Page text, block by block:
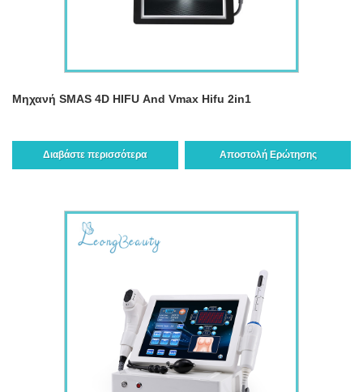
Μηχανή SMAS 4D HIFU And Vmax Hifu 2in1
Διαβάστε περισσότερα Αποστολή Ερώτησης